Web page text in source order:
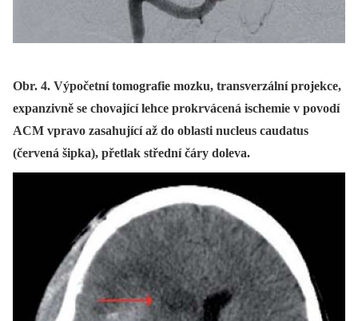
Obr. 4. Výpočetní tomografie mozku, transverzální projekce,
expanzivně se chovající lehce prokrvácená ischemie v povodí
ACM vpravo zasahující až do oblasti nucleus caudatus
(červená šipka), přetlak střední čáry doleva.